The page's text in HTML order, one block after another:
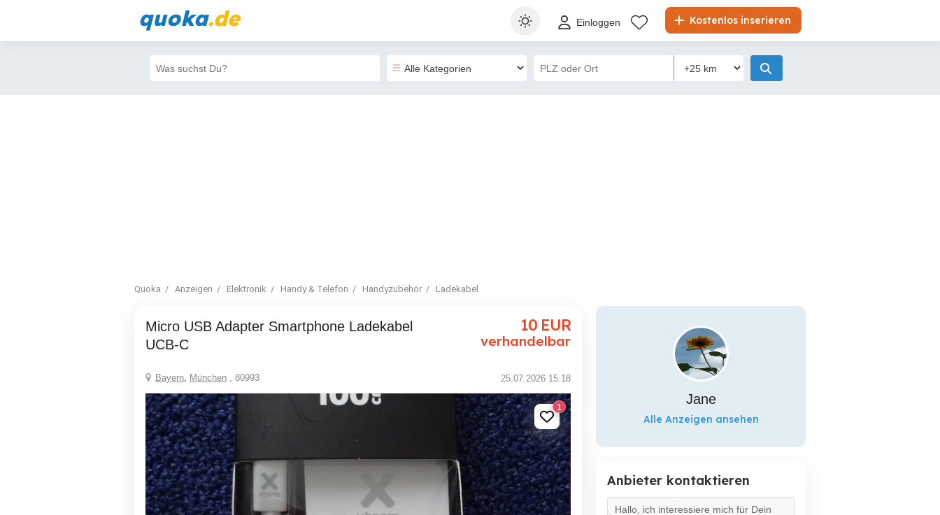
quoka.de Kostenlos inserieren
Einloggen
Quoka Anzeigen Elektronik Handy & Telefon Handyzubehör Ladekabel
Micro USB Adapter Smartphone Ladekabel
UCB-C
10 EUR
verhandelbar
Bayern, München , 80993 25.07.2026 15:18
1
Jane
Alle Anzeigen ansehen
Anbieter kontaktieren